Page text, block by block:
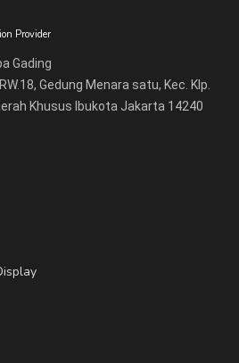
Provider
Gading
Gedung Menara satu, Kec. Klp.
Khusus Ibukota Jakarta 14240